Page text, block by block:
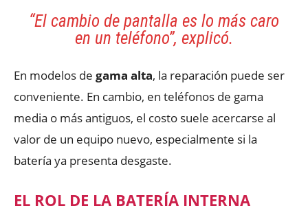
“El cambio de pantalla es lo más caro
en un teléfono”, explicó.
En modelos de gama alta, la reparación puede ser
conveniente. En cambio, en teléfonos de gama
media o más antiguos, el costo suele acercarse al
valor de un equipo nuevo, especialmente si la
batería ya presenta desgaste.
EL ROL DE LA BATERÍA INTERNA